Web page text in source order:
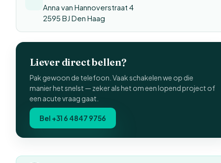
Anna van Hannoverstraat 4
2595 BJ Den Haag
Liever direct bellen?
Pak gewoon de telefoon. Vaak schakelen we op die
manier het snelst — zeker als het om een lopend project of
een acute vraag gaat.
Bel +31 6 4847 9756